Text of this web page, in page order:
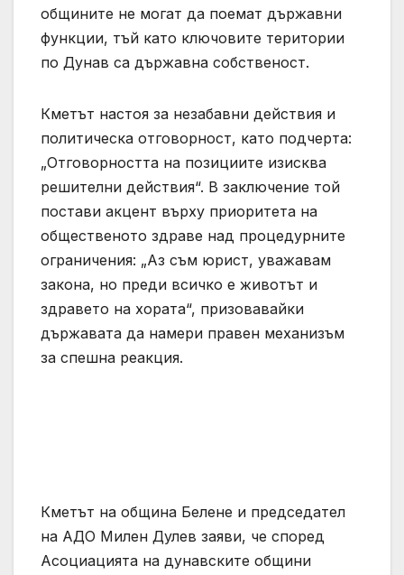
общините не могат да поемат държавни
функции, тъй като ключовите територии
по Дунав са държавна собственост.
Кметът настоя за незабавни действия и
политическа отговорност, като подчерта:
„Отговорността на позициите изисква
решителни действия“. В заключение той
постави акцент върху приоритета на
общественото здраве над процедурните
ограничения: „Аз съм юрист, уважавам
закона, но преди всичко е животът и
здравето на хората“, призовавайки
държавата да намери правен механизъм
за спешна реакция.
Кметът на община Белене и председател
на АДО Милен Дулев заяви, че според
Асоциацията на дунавските общини